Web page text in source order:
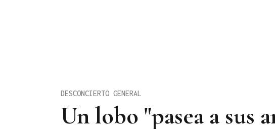
Un lobo "pasea a sus
DESCONCIERTO GENERAL